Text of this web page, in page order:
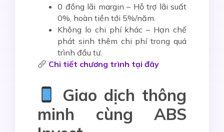
0 đồng lãi margin – Hỗ trợ lãi suất
0%, hoàn tiền tới 5%/năm.
Không lo chi phí khác – Hạn chế
phát sinh thêm chi phí trong quá
trình đầu tư.
Chi tiết chương trình tại đây
Giao dịch thông
minh cùng ABS